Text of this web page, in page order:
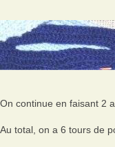
On continue en faisant 2
Au total, on a 6 tours de